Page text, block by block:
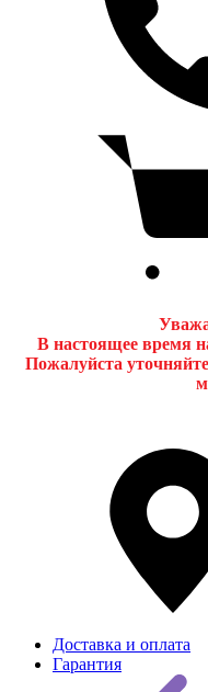
В настоящее время
Пожалуйста
Доставка и оплата
Гарантия